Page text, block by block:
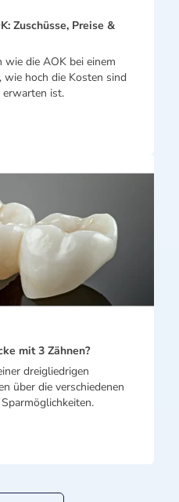
Zuschüsse, Preise &
wie die AOK bei einem
wie hoch die Kosten sind
erwarten ist.
mit 3 Zähnen?
dreigliedrigen
über die verschiedenen